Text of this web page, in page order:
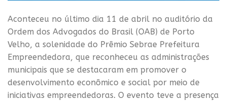
Aconteceu no último dia 11 de abril no auditório da
Ordem dos Advogados do Brasil (OAB) de Porto
Velho, a solenidade do Prêmio Sebrae Prefeitura
Empreendedora, que reconheceu as administrações
municipais que se destacaram em promover o
desenvolvimento econômico e social por meio de
iniciativas empreendedoras. O evento teve a presença